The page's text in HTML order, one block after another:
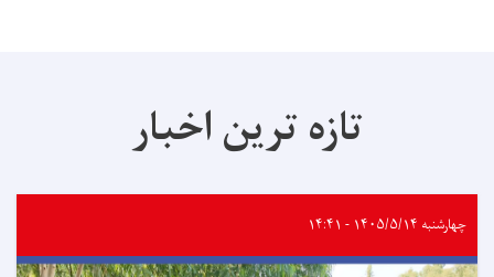
تازه ترین اخبار
چهارشنبه ۱۴۰۵/۵/۱۴ - ۱۴:۴۱